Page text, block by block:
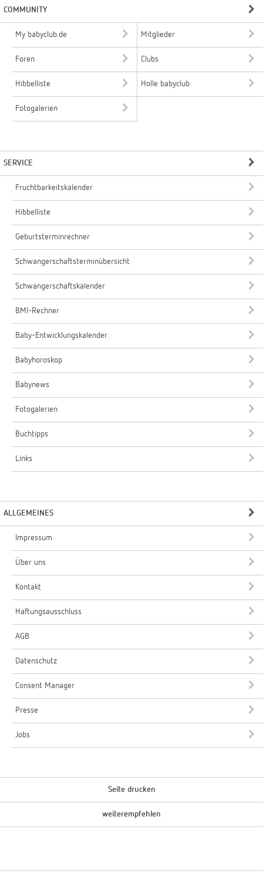
COMMUNITY
My babyclub.de Mitglieder
Foren Clubs
Hibbelliste Holle babyclub
Fotogalerien
SERVICE
Fruchtbarkeitskalender
Hibbelliste
Geburtsterminrechner
Schwangerschaftsterminübersicht
Schwangerschaftskalender
BMI-Rechner
Baby-Entwicklungskalender
Babyhoroskop
Babynews
Fotogalerien
Buchtipps
Links
ALLGEMEINES
Impressum
Über uns
Kontakt
Haftungsausschluss
AGB
Datenschutz
Consent Manager
Presse
Jobs
Seite drucken
weiterempfehlen